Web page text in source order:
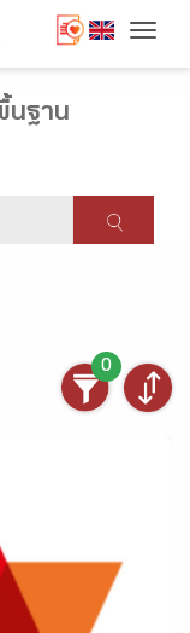
นฐาน
0